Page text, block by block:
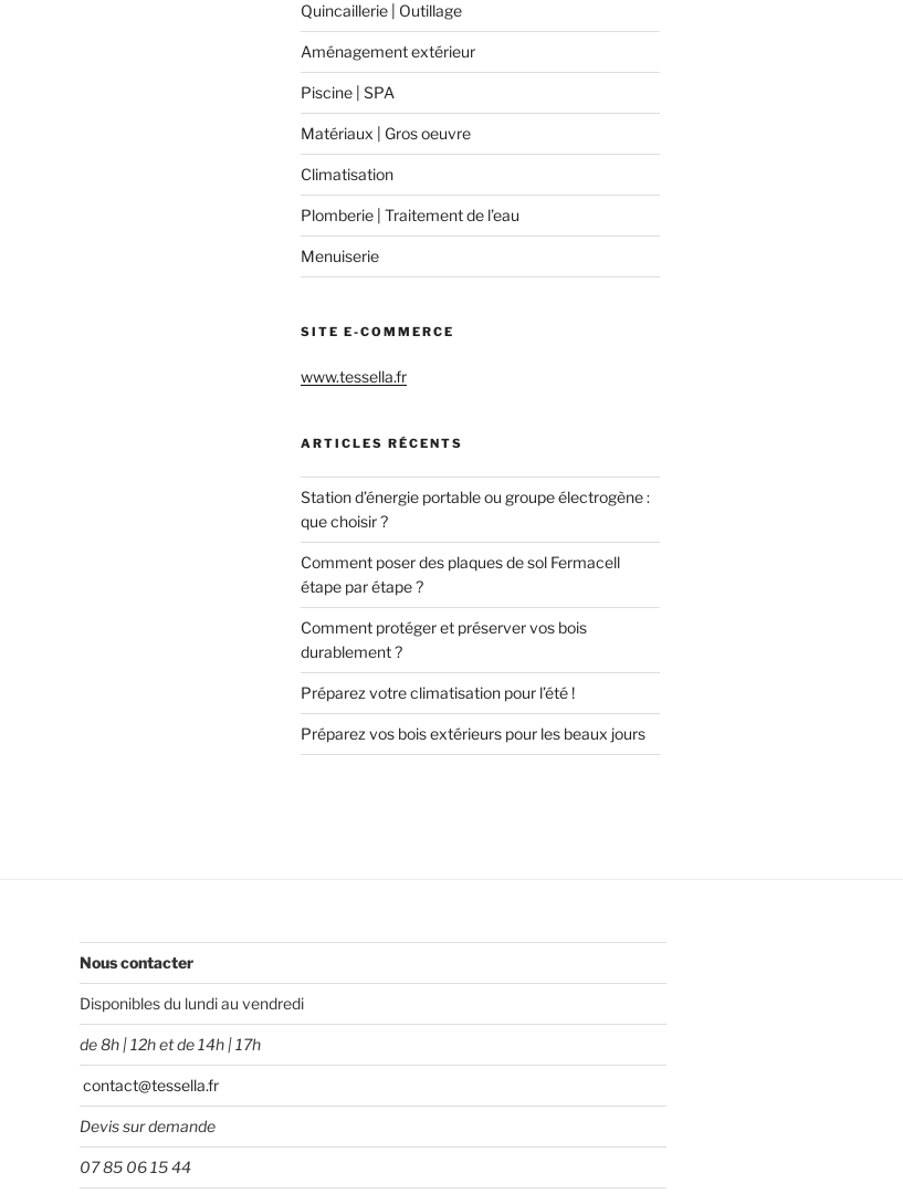
Quincaillerie | Outillage
Aménagement extérieur
Piscine | SPA
Matériaux | Gros oeuvre
Climatisation
Plomberie | Traitement de l’eau
Menuiserie
SITE E-COMMERCE
www.tessella.fr
ARTICLES RÉCENTS
Station d’énergie portable ou groupe électrogène :
que choisir ?
Comment poser des plaques de sol Fermacell
étape par étape ?
Comment protéger et préserver vos bois
durablement ?
Préparez votre climatisation pour l’été !
Préparez vos bois extérieurs pour les beaux jours
Nous contacter
Disponibles du lundi au vendredi
de 8h | 12h et de 14h | 17h
contact@tessella.fr
Devis sur demande
07 85 06 15 44